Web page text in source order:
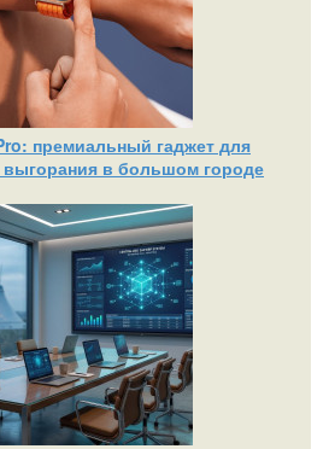
премиальный гаджет для
выгорания в большом городе